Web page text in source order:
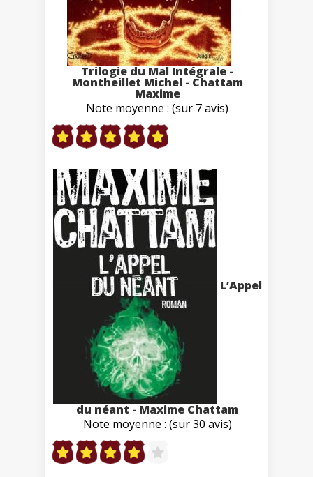
Trilogie du Mal Intégrale -
Montheillet Michel - Chattam
Maxime
Note moyenne : (sur 7 avis)
L’Appel
du néant - Maxime Chattam
Note moyenne : (sur 30 avis)